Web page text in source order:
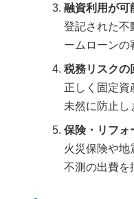
融資利用が可
登記された不
ームローンの
税務リスクの
正しく固定資
未然に防止し
保険・リフォ
火災保険や地
不測の出費を